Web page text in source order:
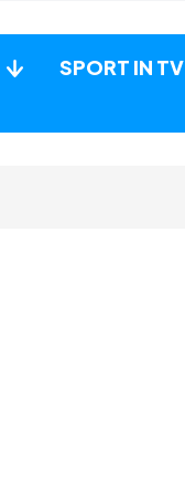
SPORT IN TV